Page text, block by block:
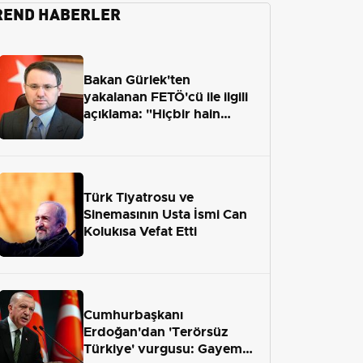
HABERLER
Bakan Gürlek'ten
yakalanan FETÖ'cü ile ilgili
açıklama: "Hiçbir hain
Türk Tiyatrosu ve
Sinemasının Usta İsmi Can
Kolukısa Vefat Etti
Cumhurbaşkanı
Erdoğan'dan 'Terörsüz
Türkiye' vurgusu: Gayemiz